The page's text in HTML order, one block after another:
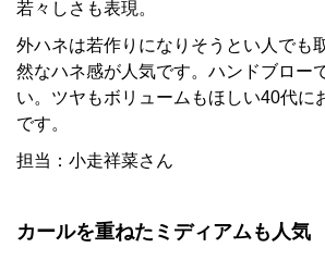
若々しさも表現。
外ハネは若作りになりそうとい人でも
然なハネ感が人気です。ハンドブロー
い。ツヤもボリュームもほしい40代に
です。
担当：小走祥菜さん
カールを重ねたミディアムも人気